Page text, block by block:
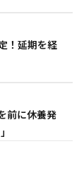
！延期を経
前に休養発